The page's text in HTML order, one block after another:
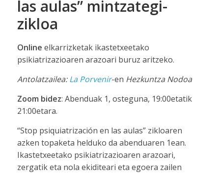
las aulas” mintzategi-
zikloa
Online elkarrizketak ikastetxeetako
psikiatrizazioaren arazoari buruz aritzeko.
Antolatzailea:La Porvenir-en Hezkuntza Nodoa
Zoom bidez: Abenduak 1, osteguna, 19:00etatik
21:00etara.
“Stop psiquiatrización en las aulas” zikloaren
azken topaketa helduko da abenduaren 1ean.
Ikastetxeetako psikiatrizazioaren arazoari,
zergatik eta nola ekiditeari eta egoera zailen